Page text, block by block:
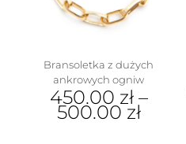
stronie
produktu
Bransoletka z dużych
ankrowych ogniw
450.00 zł–
500.00 zł